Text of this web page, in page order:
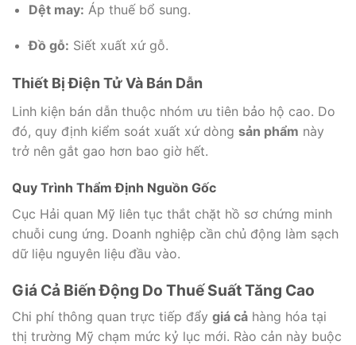
Dệt may: Áp thuế bổ sung.
Đồ gỗ: Siết xuất xứ gỗ.
Thiết Bị Điện Tử Và Bán Dẫn
Linh kiện bán dẫn thuộc nhóm ưu tiên bảo hộ cao. Do
đó, quy định kiểm soát xuất xứ dòng sản phẩm này
trở nên gắt gao hơn bao giờ hết.
Quy Trình Thẩm Định Nguồn Gốc
Cục Hải quan Mỹ liên tục thắt chặt hồ sơ chứng minh
chuỗi cung ứng. Doanh nghiệp cần chủ động làm sạch
dữ liệu nguyên liệu đầu vào.
Giá Cả Biến Động Do Thuế Suất Tăng Cao
Chi phí thông quan trực tiếp đẩy giá cả hàng hóa tại
thị trường Mỹ chạm mức kỷ lục mới. Rào cản này buộc